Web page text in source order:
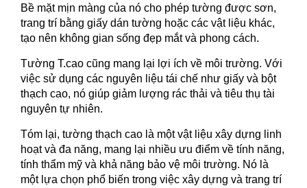
Bề mặt mịn màng của nó cho phép tường được sơn,
trang trí bằng giấy dán tường hoặc các vật liệu khác,
tạo nên không gian sống đẹp mắt và phong cách.
Tường T.cao cũng mang lại lợi ích về môi trường. Với
việc sử dụng các nguyên liệu tái chế như giấy và bột
thạch cao, nó giúp giảm lượng rác thải và tiêu thụ tài
nguyên tự nhiên.
Tóm lại, tường thạch cao là một vật liệu xây dựng linh
hoạt và đa năng, mang lại nhiều ưu điểm về tính năng,
tính thẩm mỹ và khả năng bảo vệ môi trường. Nó là
một lựa chọn phổ biến trong việc xây dựng và trang trí